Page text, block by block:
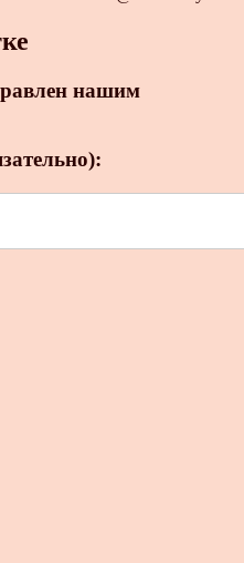
нашим